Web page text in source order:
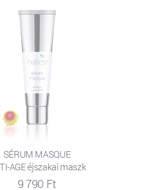
SÉRUM MASQUE
AGE éjszakai maszk
9 790 Ft